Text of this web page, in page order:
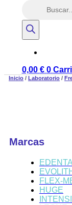
0,00 € 0
Inicio / Laboratorio /
Marcas
EDENTA
FLEX-
HUGE